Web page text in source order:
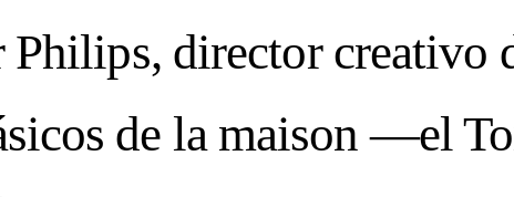
IMPERFECTION:
AUGUST 06, 2026
Philips, director creativo
de la maison —el